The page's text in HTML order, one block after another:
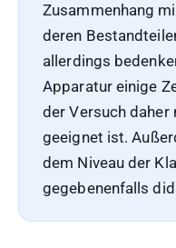
Zusammenhang
deren
allerdings
Apparatur einige
der Versuch daher
geeignet ist.
dem Niveau der
gegebenenfalls